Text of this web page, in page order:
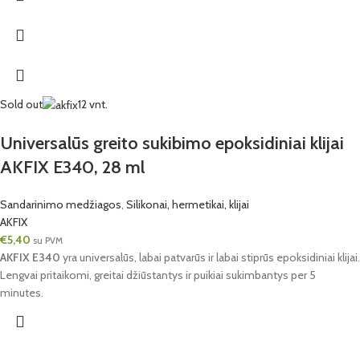
Sold out 12 vnt.
Universalūs greito sukibimo epoksidiniai klijai
AKFIX E340, 28 ml
Sandarinimo medžiagos, Silikonai, hermetikai, klijai
AKFIX
€5,40 su PVM
AKFIX E340 yra universalūs, labai patvarūs ir labai stiprūs epoksidiniai klijai.
Lengvai pritaikomi, greitai džiūstantys ir puikiai sukimbantys per 5
minutes.